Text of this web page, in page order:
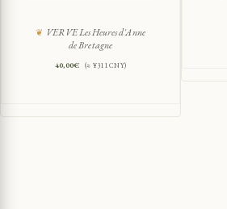
VERVE Les Heures d'Anne
de Bretagne
40,00€ (≈ ¥311 CNY)